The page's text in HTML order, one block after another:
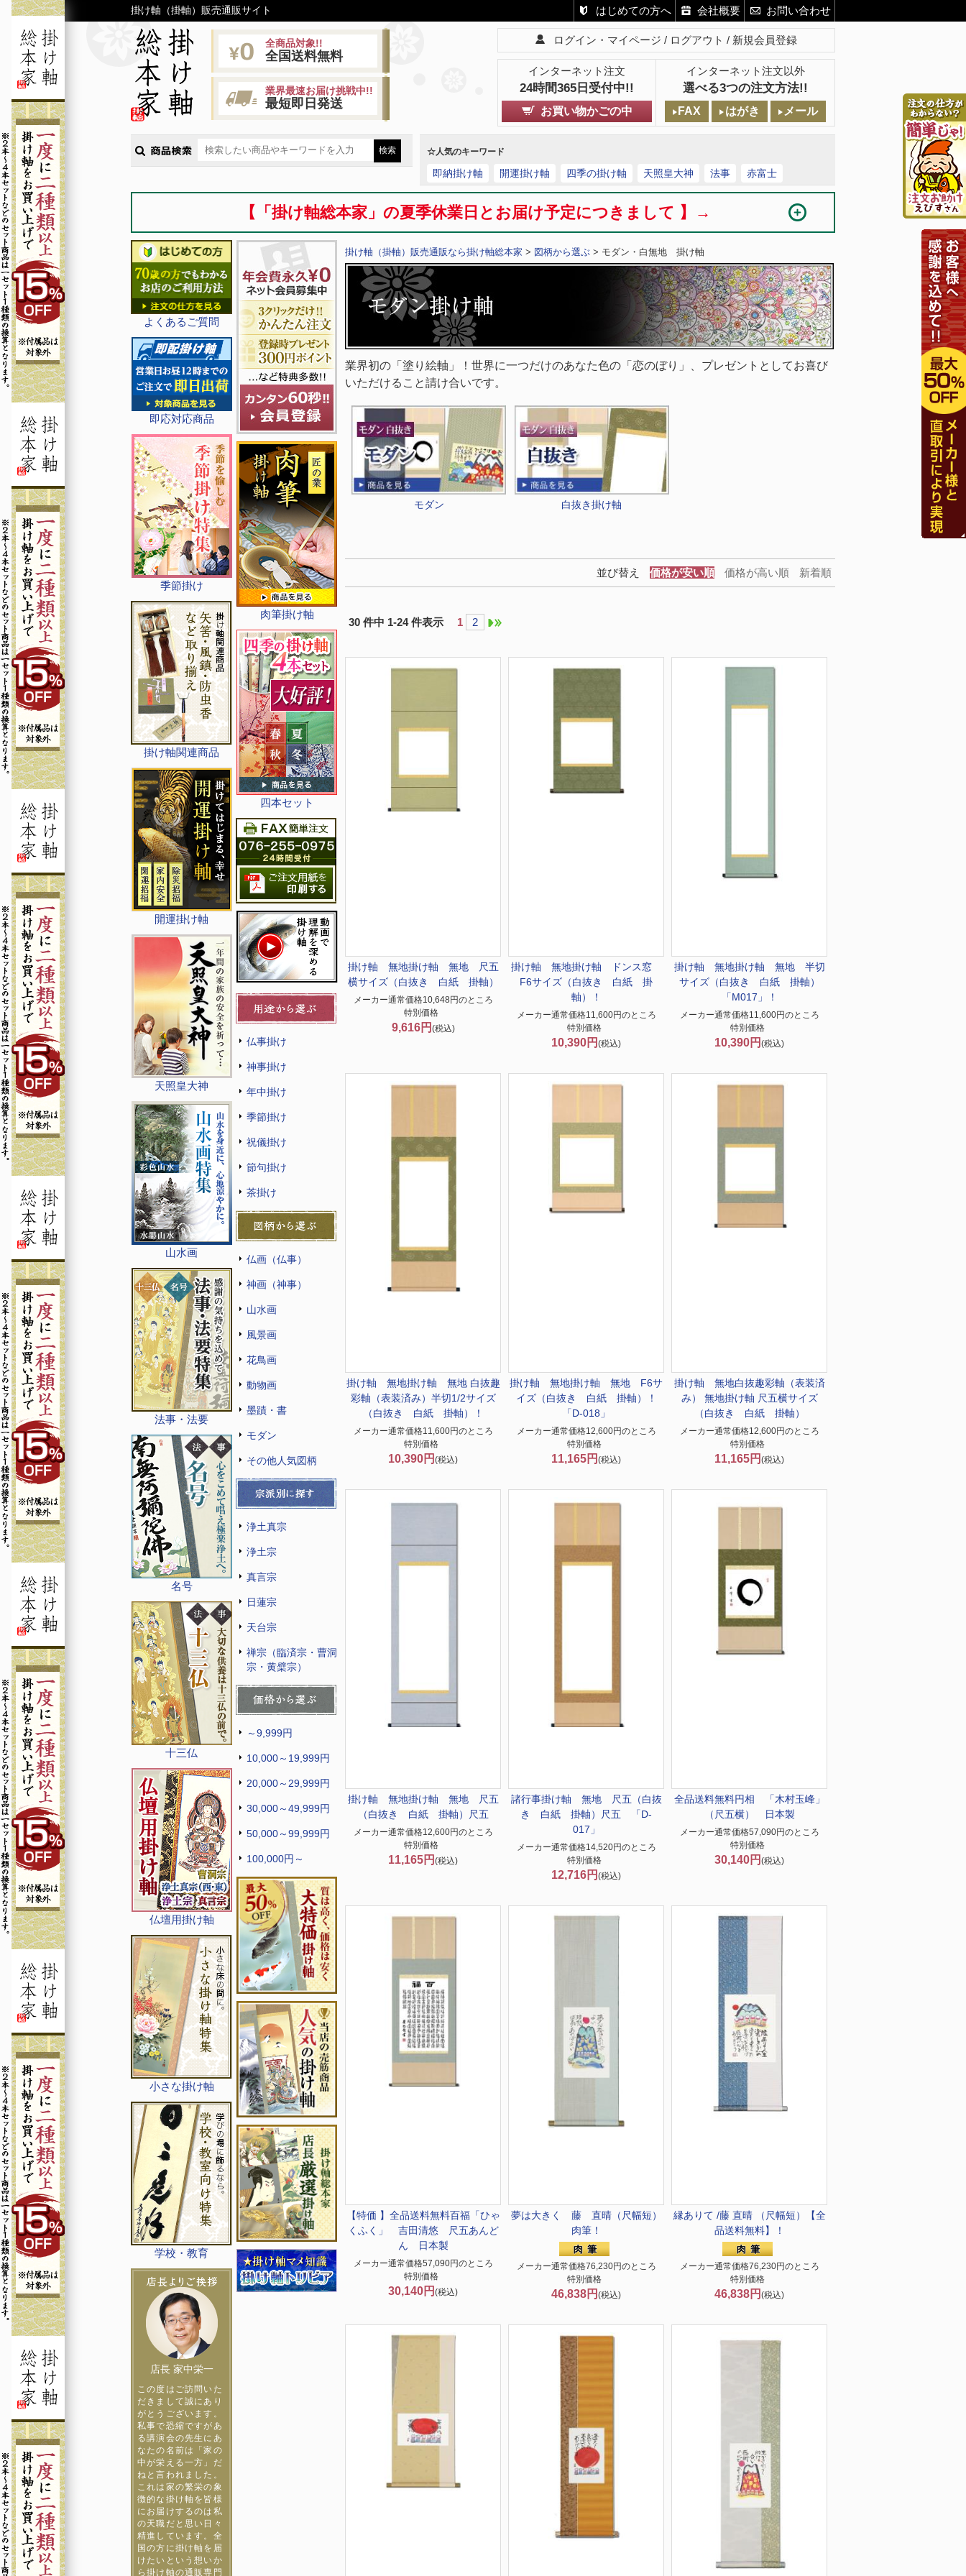
掛け軸（掛軸）販売通販サイト はじめての方へ 会社概要 お問い合わせ
全商品対象!!
全国送料無料
業界最速お届け挑戦中!!
最短即日発送
ログイン・マイページ ログアウト 新規会員登録
インターネット注文
24時間365日受付中!!
インターネット注文以外
選べる3つの注文方法!!
お買い物かごの中 FAX はがき メール
☆人気のキーワード
即納掛け軸 開運掛け軸 四季の掛け軸 天照皇大神 法事 赤富士
【「掛け軸総本家」の夏季休業日とお届け予定につきまして 】→
よくあるご質問
即応対応商品
季節掛け
掛け軸関連商品
開運掛け軸
天照皇大神
山水画
法事・法要
名号
十三仏
仏壇用掛け軸
小さな掛け軸
学校・教育
店長 家中栄一
この度はご訪問いた
だきまして誠にあり
がとうございます。
私事で恐縮ですがあ
る講演会の先生にあ
なたの名前は「家の
中が栄える一方」だ
ねと言われました。
これは家の繁栄の象
徴的な掛け軸を皆様
にお届けするのは私
の天職だと思い日々
精進しています。全
国の方に掛け軸を届
けたいという想いか
ら掛け軸の通販専門
肉筆掛け軸
四本セット
仏事掛け
神事掛け
年中掛け
季節掛け
祝儀掛け
節句掛け
茶掛け
仏画（仏事）
神画（神事）
山水画
風景画
花鳥画
動物画
墨蹟・書
モダン
その他人気図柄
浄土真宗
浄土宗
真言宗
日蓮宗
天台宗
禅宗（臨済宗・曹洞
宗・黄檗宗）
～9,999円
10,000～19,999円
20,000～29,999円
30,000～49,999円
50,000～99,999円
100,000円～
掛け軸（掛軸）販売通販なら掛け軸総本家 > 図柄から選ぶ > モダン・白無地 掛け軸
業界初の「塗り絵軸」！世界に一つだけのあなた色の「恋のぼり」、プレゼントとしてお喜び
いただけること請け合いです。
モダン 白抜き掛け軸
並び替え 価格が安い順 価格が高い順 新着順
30 件中 1-24 件表示 1 2
掛け軸 無地掛け軸 無地 尺五
横サイズ（白抜き 白紙 掛軸）
メーカー通常価格10,648円のところ
特別価格
9,616円 (税込)
掛け軸 無地掛け軸 ドンス窓
F6サイズ（白抜き 白紙 掛
軸）！
メーカー通常価格11,600円のところ
特別価格
10,390円 (税込)
掛け軸 無地掛け軸 無地 半切
サイズ（白抜き 白紙 掛軸）
「M017」！
メーカー通常価格11,600円のところ
特別価格
10,390円 (税込)
掛け軸 無地掛け軸 無地 白抜趣
彩軸（表装済み）半切1/2サイズ
（白抜き 白紙 掛軸）！
メーカー通常価格11,600円のところ
特別価格
10,390円 (税込)
掛け軸 無地掛け軸 無地 F6サ
イズ（白抜き 白紙 掛軸）！
「D-018」
メーカー通常価格12,600円のところ
特別価格
11,165円 (税込)
掛け軸 無地白抜趣彩軸（表装済
み） 無地掛け軸 尺五横サイズ
（白抜き 白紙 掛軸）
メーカー通常価格12,600円のところ
特別価格
11,165円 (税込)
掛け軸 無地掛け軸 無地 尺五
（白抜き 白紙 掛軸）尺五
メーカー通常価格12,600円のところ
特別価格
11,165円 (税込)
諸行事掛け軸 無地 尺五（白抜
き 白紙 掛軸）尺五 「D-
017」
メーカー通常価格14,520円のところ
特別価格
12,716円 (税込)
全品送料無料円相 「木村玉峰」
（尺五横） 日本製
メーカー通常価格57,090円のところ
特別価格
30,140円 (税込)
【特価 】全品送料無料百福「ひゃ
くふく」 吉田清悠 尺五あんど
ん 日本製
メーカー通常価格57,090円のところ
特別価格
30,140円 (税込)
夢は大きく 藤 直晴（尺幅短）
肉筆！
メーカー通常価格76,230円のところ
特別価格
46,838円 (税込)
縁ありて /藤 直晴 （尺幅短）【全
品送料無料】！
メーカー通常価格76,230円のところ
特別価格
46,838円 (税込)